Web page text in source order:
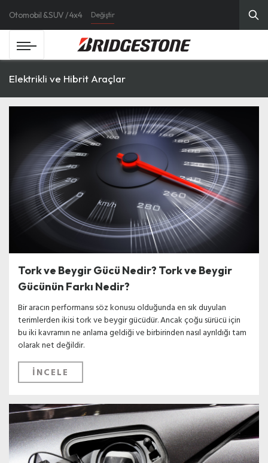
Otomobil & SUV / 4x4 Değiştir
Elektrikli ve Hibrit Araçlar
Tork ve Beygir Gücü Nedir? Tork ve Beygir
Gücünün Farkı Nedir?
Bir aracın performansı söz konusu olduğunda en sık duyulan
terimlerden ikisi tork ve beygir gücüdür. Ancak çoğu sürücü için
bu iki kavramın ne anlama geldiği ve birbirinden nasıl ayrıldığı tam
olarak net değildir.
İNCELE